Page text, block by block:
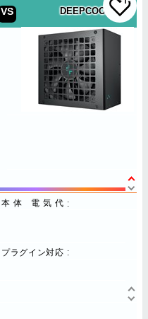
VS DEEPCOOL
本体 電気代
プラグイン対応